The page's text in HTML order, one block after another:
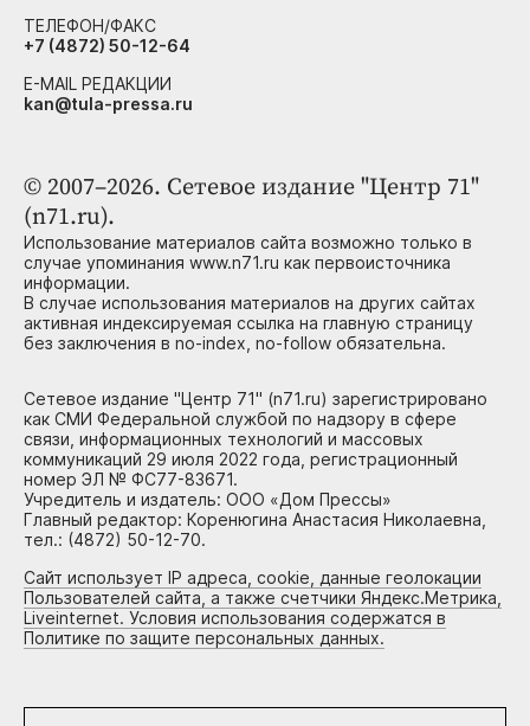
© 2007–2026. Сетевое издание "Центр 71"
(n71.ru).
Использование материалов сайта возможно только в
случае упоминания www.n71.ru как первоисточника
информации.
В случае использования материалов на других сайтах
активная индексируемая ссылка на главную страницу
без заключения в no-index, no-follow обязательна.
Сетевое издание "Центр 71" (n71.ru) зарегистрировано
как СМИ Федеральной службой по надзору в сфере
связи, информационных технологий и массовых
коммуникаций 29 июля 2022 года, регистрационный
номер ЭЛ № ФС77-83671.
Учредитель и издатель: ООО «Дом Прессы»
Главный редактор: Коренюгина Анастасия Николаевна,
тел.: (4872) 50-12-70.
Сайт использует IP адреса, cookie, данные геолокации
Пользователей сайта, а также счетчики Яндекс.Метрика,
Liveinternet. Условия использования содержатся в
Политике по защите персональных данных.
ТЕЛЕФОН/ФАКС
+7 (4872) 50-12-64
E-MAIL РЕДАКЦИИ
kan@tula-pressa.ru